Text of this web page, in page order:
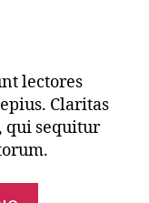
lectores
Claritas
qui sequitur